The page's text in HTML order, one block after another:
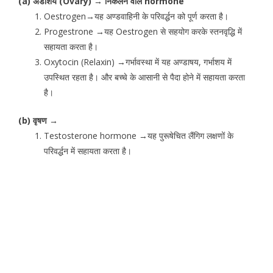
Oestrogen→यह अण्डवाहिनी के परिवर्द्धन को पूर्ण करता है।
Progestrone →यह Oestrogen से सहयोग करके स्तनवृद्धि में
सहायता करता है।
Oxytocin (Relaxin) →गर्भावस्था में यह अण्डाषय, गर्भाशय में
उपस्थित रहता है। और बच्चे के आसानी से पैदा होने में सहायता करता
है।
(b) वृषण →
Testosterone hormone →यह पुरूषेचित लैंगिग लक्षणों के
परिवर्द्धन में सहायता करता है।